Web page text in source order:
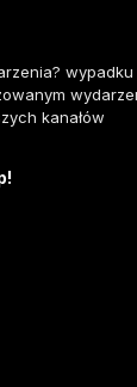
kanałów